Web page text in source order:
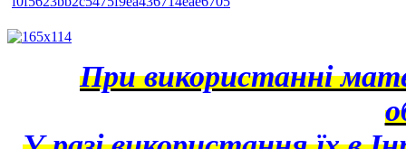
При використанні